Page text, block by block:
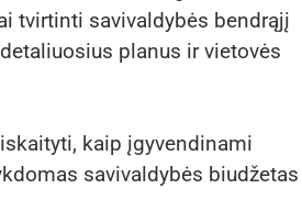
tvirtinti savivaldybės bendrąjį
planus ir vietovės
kaip įgyvendinami
savivaldybės biudžetas